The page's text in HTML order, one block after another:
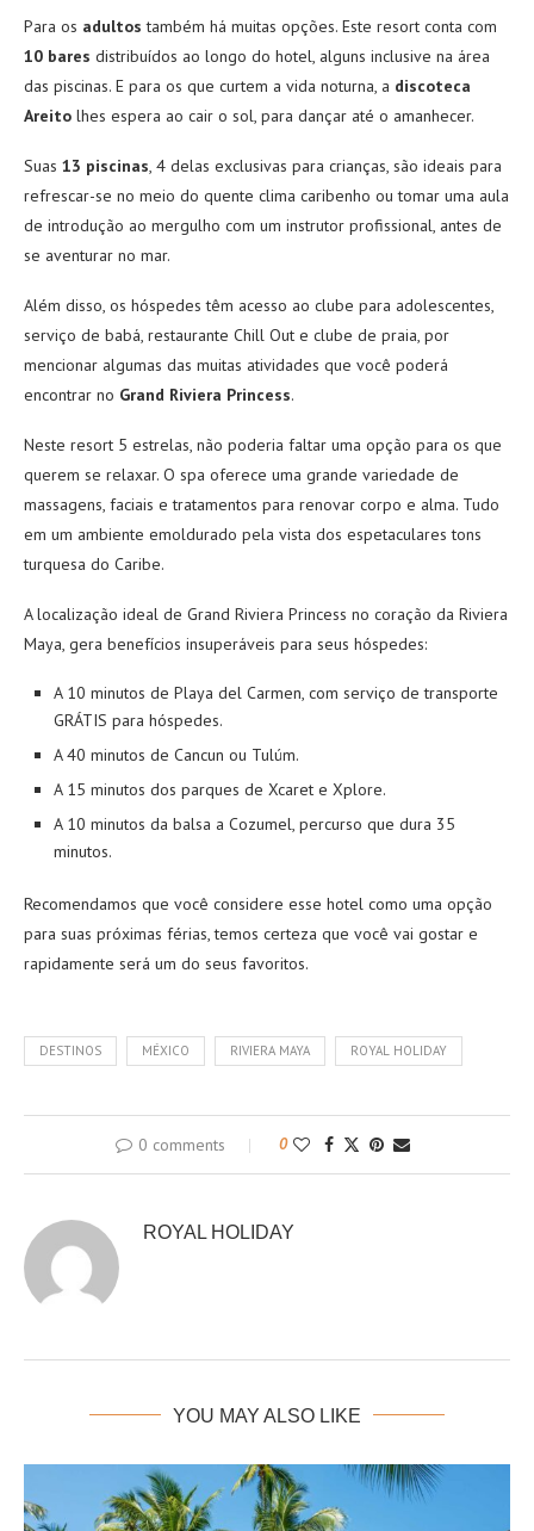
Para os adultos também há muitas opções. Este resort conta com
10 bares distribuídos ao longo do hotel, alguns inclusive na área
das piscinas. E para os que curtem a vida noturna, a discoteca
Areito lhes espera ao cair o sol, para dançar até o amanhecer.
Suas 13 piscinas , 4 delas exclusivas para crianças, são ideais para
refrescar-se no meio do quente clima caribenho ou tomar uma aula
de introdução ao mergulho com um instrutor profissional, antes de
se aventurar no mar.
Além disso, os hóspedes têm acesso ao clube para adolescentes,
serviço de babá, restaurante Chill Out e clube de praia, por
mencionar algumas das muitas atividades que você poderá
encontrar no Grand Riviera Princess.
Neste resort 5 estrelas, não poderia faltar uma opção para os que
querem se relaxar. O spa oferece uma grande variedade de
massagens, faciais e tratamentos para renovar corpo e alma. Tudo
em um ambiente emoldurado pela vista dos espetaculares tons
turquesa do Caribe.
A localização ideal de Grand Riviera Princess no coração da Riviera
Maya, gera benefícios insuperáveis para seus hóspedes:
A 10 minutos de Playa del Carmen, com serviço de transporte
GRÁTIS para hóspedes.
A 40 minutos de Cancun ou Tulúm.
A 15 minutos dos parques de Xcaret e Xplore.
A 10 minutos da balsa a Cozumel, percurso que dura 35
minutos.
Recomendamos que você considere esse hotel como uma opção
para suas próximas férias, temos certeza que você vai gostar e
rapidamente será um do seus favoritos.
DESTINOS MÉXICO RIVIERA MAYA ROYAL HOLIDAY
0 comments 0
ROYAL HOLIDAY
YOU MAY ALSO LIKE